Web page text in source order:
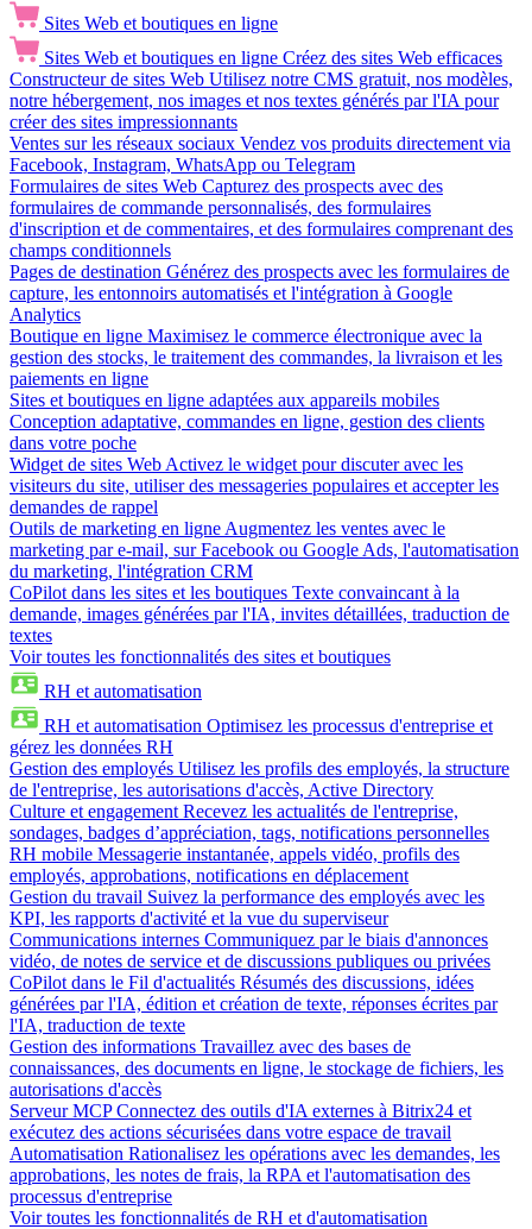
Sites Web et boutiques en ligne
Sites Web et boutiques en ligne Créez des sites Web efficaces
Constructeur de sites Web Utilisez notre CMS gratuit, nos modèles,
notre hébergement, nos images et nos textes générés par l'IA pour
créer des sites impressionnants
Ventes sur les réseaux sociaux Vendez vos produits directement via
Facebook, Instagram, WhatsApp ou Telegram
Formulaires de sites Web Capturez des prospects avec des
formulaires de commande personnalisés, des formulaires
d'inscription et de commentaires, et des formulaires comprenant des
champs conditionnels
Pages de destination Générez des prospects avec les formulaires de
capture, les entonnoirs automatisés et l'intégration à Google
Analytics
Boutique en ligne Maximisez le commerce électronique avec la
gestion des stocks, le traitement des commandes, la livraison et les
paiements en ligne
Sites et boutiques en ligne adaptées aux appareils mobiles
Conception adaptative, commandes en ligne, gestion des clients
dans votre poche
Widget de sites Web Activez le widget pour discuter avec les
visiteurs du site, utiliser des messageries populaires et accepter les
demandes de rappel
Outils de marketing en ligne Augmentez les ventes avec le
marketing par e-mail, sur Facebook ou Google Ads, l'automatisation
du marketing, l'intégration CRM
CoPilot dans les sites et les boutiques Texte convaincant à la
demande, images générées par l'IA, invites détaillées, traduction de
textes
Voir toutes les fonctionnalités des sites et boutiques
RH et automatisation
RH et automatisation Optimisez les processus d'entreprise et
gérez les données RH
Gestion des employés Utilisez les profils des employés, la structure
de l'entreprise, les autorisations d'accès, Active Directory
Culture et engagement Recevez les actualités de l'entreprise,
sondages, badges d’appréciation, tags, notifications personnelles
RH mobile Messagerie instantanée, appels vidéo, profils des
employés, approbations, notifications en déplacement
Gestion du travail Suivez la performance des employés avec les
KPI, les rapports d'activité et la vue du superviseur
Communications internes Communiquez par le biais d'annonces
vidéo, de notes de service et de discussions publiques ou privées
CoPilot dans le Fil d'actualités Résumés des discussions, idées
générées par l'IA, édition et création de texte, réponses écrites par
l'IA, traduction de texte
Gestion des informations Travaillez avec des bases de
connaissances, des documents en ligne, le stockage de fichiers, les
autorisations d'accès
Serveur MCP Connectez des outils d'IA externes à Bitrix24 et
exécutez des actions sécurisées dans votre espace de travail
Automatisation Rationalisez les opérations avec les demandes, les
approbations, les notes de frais, la RPA et l'automatisation des
processus d'entreprise
Voir toutes les fonctionnalités de RH et d'automatisation